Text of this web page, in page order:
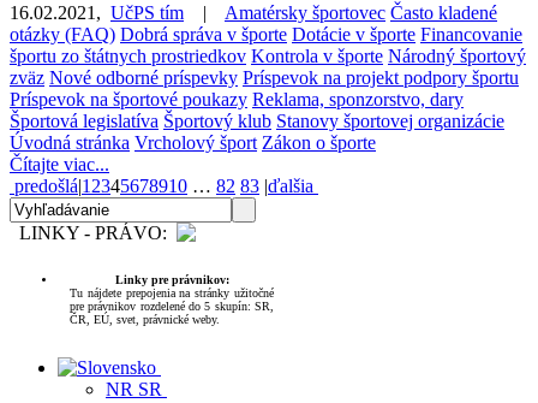
16.02.2021 , UčPS tím | Amatérsky športovec Často kladené
otázky (FAQ) Dobrá správa v športe Dotácie v športe Financovanie
športu zo štátnych prostriedkov Kontrola v športe Národný športový
zväz Nové odborné príspevky Príspevok na projekt podpory športu
Príspevok na športové poukazy Reklama, sponzorstvo, dary
Športová legislatíva Športový klub Stanovy športovej organizácie
Úvodná stránka Vrcholový šport Zákon o športe
Čítajte viac...
predošlá|1 2345678910 … 82 83 |ďalšia
LINKY - PRÁVO:
Linky pre právnikov:
Tu nájdete prepojenia na stránky užitočné
pre právnikov rozdelené do 5 skupín: SR,
ČR, EÚ, svet, právnické weby.
NR SR